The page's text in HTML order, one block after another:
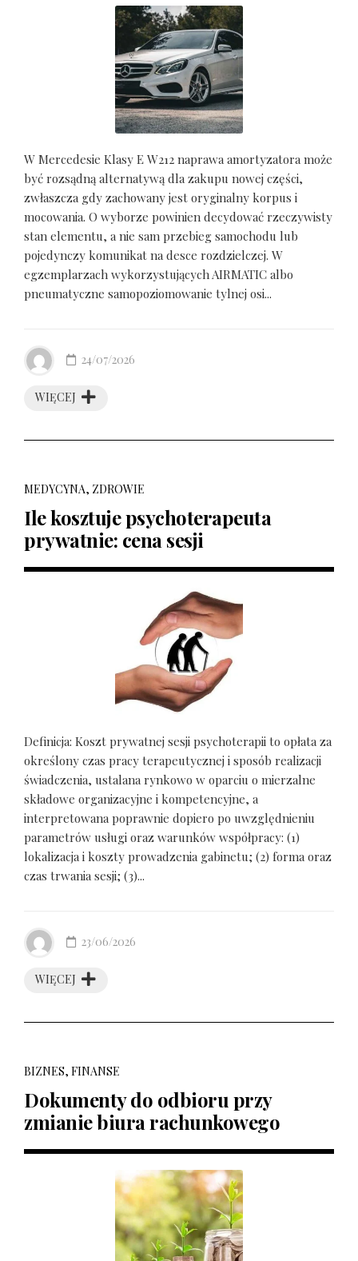
W Mercedesie Klasy E W212 naprawa amortyzatora może
być rozsądną alternatywą dla zakupu nowej części,
zwłaszcza gdy zachowany jest oryginalny korpus i
mocowania. O wyborze powinien decydować rzeczywisty
stan elementu, a nie sam przebieg samochodu lub
pojedynczy komunikat na desce rozdzielczej. W
egzemplarzach wykorzystujących AIRMATIC albo
pneumatyczne samopoziomowanie tylnej osi...
WIĘCEJ
24/07/2026
MEDYCYNA, ZDROWIE
Ile kosztuje psychoterapeuta
prywatnie: cena sesji
Definicja: Koszt prywatnej sesji psychoterapii to opłata za
określony czas pracy terapeutycznej i sposób realizacji
świadczenia, ustalana rynkowo w oparciu o mierzalne
składowe organizacyjne i kompetencyjne, a
interpretowana poprawnie dopiero po uwzględnieniu
parametrów usługi oraz warunków współpracy: (1)
lokalizacja i koszty prowadzenia gabinetu; (2) forma oraz
czas trwania sesji; (3)...
WIĘCEJ
23/06/2026
BIZNES, FINANSE
Dokumenty do odbioru przy
zmianie biura rachunkowego